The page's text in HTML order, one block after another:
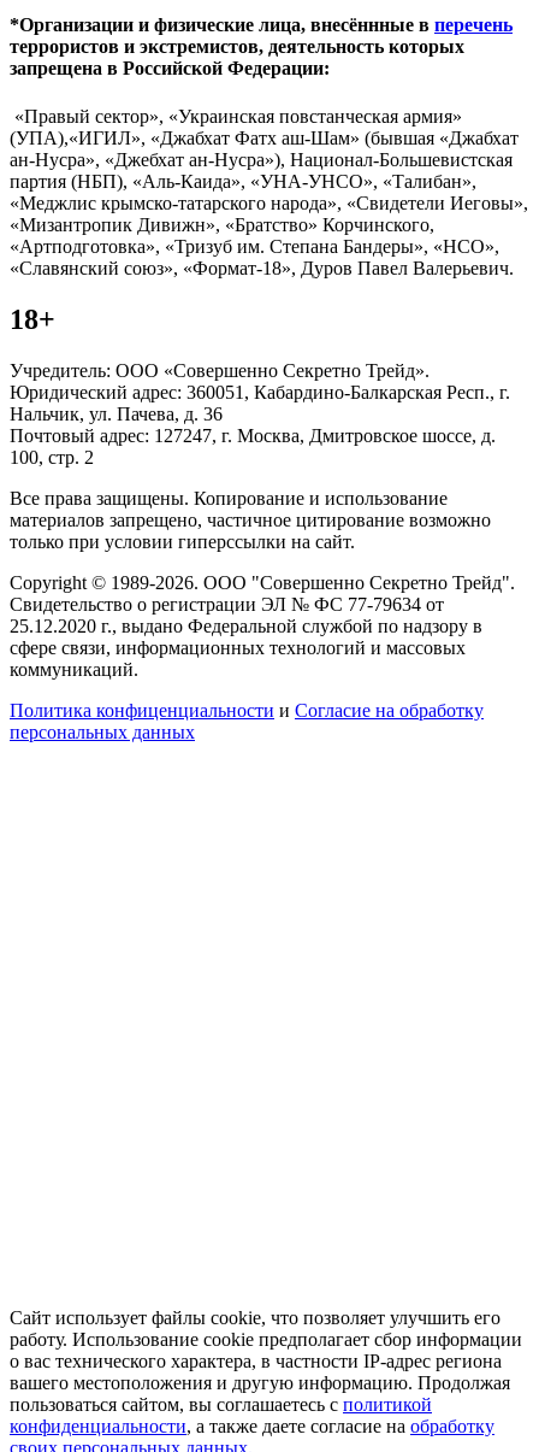
*Организации и физические лица, внесённные в перечень
террористов и экстремистов, деятельность которых
запрещена в Российской Федерации:
«Правый сектор», «Украинская повстанческая армия»
(УПА),«ИГИЛ», «Джабхат Фатх аш-Шам» (бывшая «Джабхат
ан-Нусра», «Джебхат ан-Нусра»), Национал-Большевистская
партия (НБП), «Аль-Каида», «УНА-УНСО», «Талибан»,
«Меджлис крымско-татарского народа», «Свидетели Иеговы»,
«Мизантропик Дивижн», «Братство» Корчинского,
«Артподготовка», «Тризуб им. Степана Бандеры», «НСО»,
«Славянский союз», «Формат-18», Дуров Павел Валерьевич.
18+
Учредитель: ООО «Совершенно Секретно Трейд».
Юридический адрес: 360051, Кабардино-Балкарская Респ., г.
Нальчик, ул. Пачева, д. 36
Почтовый адрес: 127247, г. Москва, Дмитровское шоссе, д.
100, стр. 2
Все права защищены. Копирование и использование
материалов запрещено, частичное цитирование возможно
только при условии гиперссылки на сайт.
Copyright © 1989-2026. ООО "Совершенно Секретно Трейд".
Свидетельство о регистрации ЭЛ № ФС 77-79634 от
25.12.2020 г., выдано Федеральной службой по надзору в
сфере связи, информационных технологий и массовых
коммуникаций.
Политика конфиценциальности и Согласие на обработку
персональных данных
Сайт использует файлы cookie, что позволяет улучшить его
работу. Использование cookie предполагает сбор информации
о вас технического характера, в частности IP-адрес региона
вашего местоположения и другую информацию. Продолжая
пользоваться сайтом, вы соглашаетесь с политикой
конфиденциальности, а также даете согласие на обработку
своих персональных данных.